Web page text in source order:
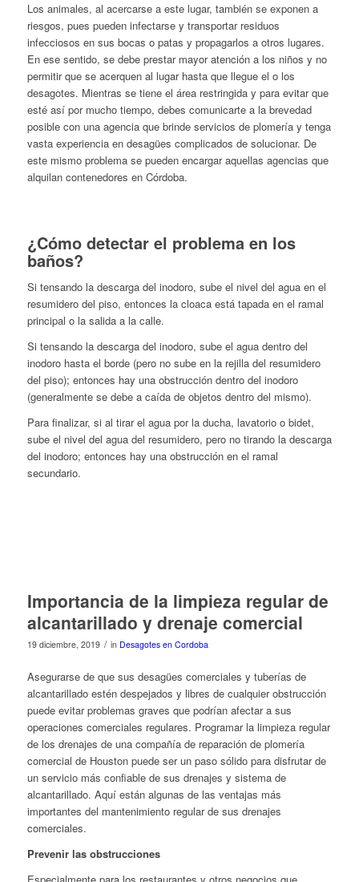
Los animales, al acercarse a este lugar, también se exponen a
riesgos, pues pueden infectarse y transportar residuos
infecciosos en sus bocas o patas y propagarlos a otros lugares.
En ese sentido, se debe prestar mayor atención a los niños y no
permitir que se acerquen al lugar hasta que llegue el o los
desagotes. Mientras se tiene el área restringida y para evitar que
esté así por mucho tiempo, debes comunicarte a la brevedad
posible con una agencia que brinde servicios de plomería y tenga
vasta experiencia en desagües complicados de solucionar. De
este mismo problema se pueden encargar aquellas agencias que
alquilan contenedores en Córdoba.
¿Cómo detectar el problema en los
baños?
Si tensando la descarga del inodoro, sube el nivel del agua en el
resumidero del piso, entonces la cloaca está tapada en el ramal
principal o la salida a la calle.
Si tensando la descarga del inodoro, sube el agua dentro del
inodoro hasta el borde (pero no sube en la rejilla del resumidero
del piso); entonces hay una obstrucción dentro del inodoro
(generalmente se debe a caída de objetos dentro del mismo).
Para finalizar, si al tirar el agua por la ducha, lavatorio o bidet,
sube el nivel del agua del resumidero, pero no tirando la descarga
del inodoro; entonces hay una obstrucción en el ramal
secundario.
Importancia de la limpieza regular de
alcantarillado y drenaje comercial
19 diciembre, 2019 / in Desagotes en Cordoba
Asegurarse de que sus desagües comerciales y tuberías de
alcantarillado estén despejados y libres de cualquier obstrucción
puede evitar problemas graves que podrían afectar a sus
operaciones comerciales regulares. Programar la limpieza regular
de los drenajes de una compañía de reparación de plomería
comercial de Houston puede ser un paso sólido para disfrutar de
un servicio más confiable de sus drenajes y sistema de
alcantarillado. Aquí están algunas de las ventajas más
importantes del mantenimiento regular de sus drenajes
comerciales.
Prevenir las obstrucciones